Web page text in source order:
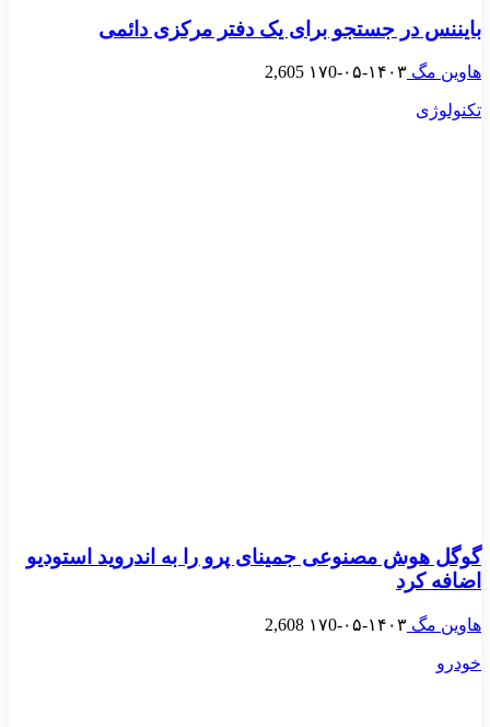
بایننس در جستجو برای یک دفتر مرکزی دائمی
هاوین مگ ۱۴۰۳-۰۵-۱۷ 0
2,605
تکنولوژی
گوگل هوش مصنوعی جمینای پرو را به اندروید استودیو
اضافه کرد
هاوین مگ ۱۴۰۳-۰۵-۱۷ 0
2,608
خودرو